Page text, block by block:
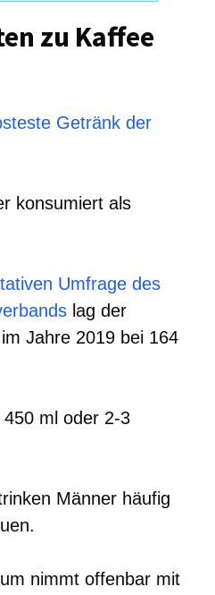
zu Kaffee
Getränk der
konsumiert als
Umfrage des
lag der
Jahre 2019 bei 164
ml oder 2-3
Männer häufig
nimmt offenbar mit